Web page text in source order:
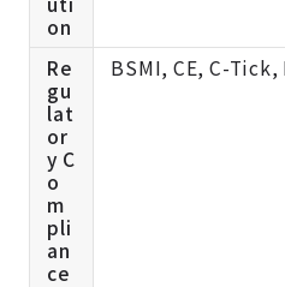
on
Re
gu
lat
or
y C
o
m
pli
an
ce
BSMI, CE, C-Tick,